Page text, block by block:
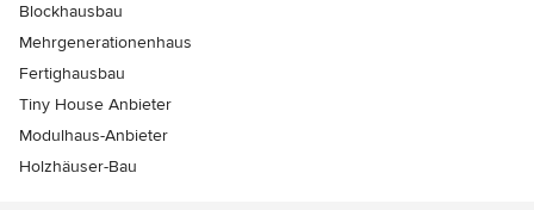
Blockhausbau
Mehrgenerationenhaus
Fertighausbau
Tiny House Anbieter
Modulhaus-Anbieter
Holzhäuser-Bau